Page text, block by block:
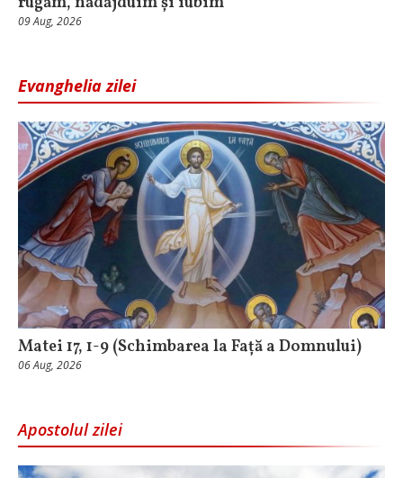
09 Aug, 2026
Evanghelia zilei
Matei 17, 1-9 (Schimbarea la Față a Domnului)
06 Aug, 2026
Apostolul zilei